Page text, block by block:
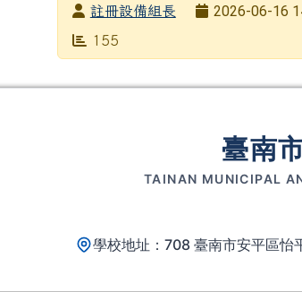
發布者註冊設備組長
發布日期
2026-06-16
瀏覽次數
155
臺南
TAINAN MUNICIPAL
學校地址：708 臺南市安平區怡